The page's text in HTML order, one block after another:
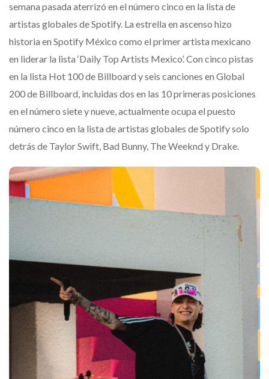
semana pasada aterrizó en el número cinco en la lista de
artistas globales de Spotify. La estrella en ascenso hizo
historia en Spotify México como el primer artista mexicano
en liderar la lista ‘Daily Top Artists Mexico’. Con cinco pistas
en la lista Hot 100 de Billboard y seis canciones en Global
200 de Billboard, incluidas dos en las 10 primeras posiciones
en el número siete y nueve, actualmente ocupa el puesto
número cinco en la lista de artistas globales de Spotify solo
detrás de Taylor Swift, Bad Bunny, The Weeknd y Drake.